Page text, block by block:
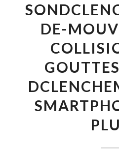
DE-